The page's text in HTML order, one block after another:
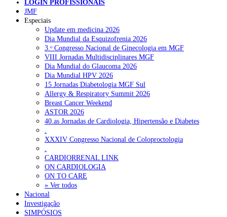
NOTÍCIAS RECENTES
Quase 11.900 jovens recorreram aos cheques psicólogo e
nutricionista no primeiro mês 7 de Agosto, 2026
ULS de Coimbra estreia cirurgia endoscópica do ouvido com
apoio robótico em Portugal 7 de Agosto, 2026
Enfermeiros exigem esclarecimentos sobre eventual gestão
privada da ULS do Algarve 7 de Agosto, 2026
Ordem dos Médicos alerta para riscos no novo sistema de acesso
a consultas e cirurgias
Portugal está a formar os médicos de que precisa?
2026
NOTÍCIAS MAIS LIDAS
LOGIN PROFISSIONAIS
JMF
Especiais
Update em medicina 2026
Dia Mundial da Esquizofrenia 2026
3.ᵒ Congresso Nacional de Ginecologia em MGF
VIII Jornadas Multidisciplinares MGF
Dia Mundial do Glaucoma 2026
Dia Mundial HPV 2026
15 Jornadas Diabetologia MGF Sul
Allergy & Respiratory Summit 2026
Breast Cancer Weekend
ASTOR 2026
40.as Jornadas de Cardiologia, Hipertensão e Diabetes
.
XXXIV Congresso Nacional de Coloproctologia
.
CARDIORRENAL LINK
ON CARDIOLOGIA
ON TO CARE
» Ver todos
Nacional
Investigação
SIMPÓSIOS